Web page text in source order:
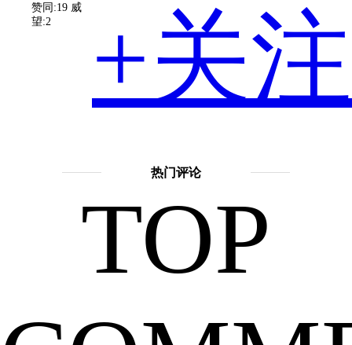
鬼
之
+关注
赞同:19 威
望:2
擅长
话
题：
神
话
故
热门评论
TOP